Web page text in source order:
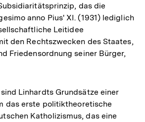
das die
anno Pius' XI. (1931) lediglich
Leitidee
den Rechtszwecken des Staates,
Friedensordnung seiner Bürger,
Linhardts Grundsätze einer
das erste politiktheoretische
Katholizismus, das eine